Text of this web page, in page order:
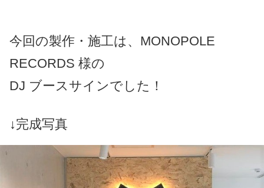
今回の製作・施工は、MONOPOLE
RECORDS 様の
DJ ブースサインでした！
↓完成写真